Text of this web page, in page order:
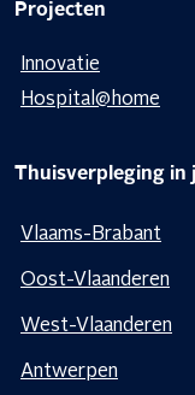
Projecten
Innovatie
Hospital@home
Thuisverpleging in
Vlaams-Brabant
Oost-Vlaanderen
West-Vlaanderen
Antwerpen